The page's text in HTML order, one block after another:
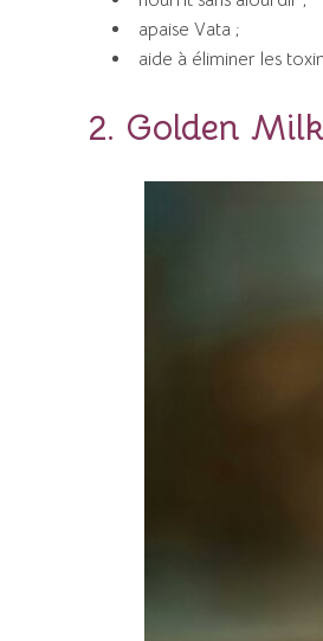
apaise Vata ;
aide à éliminer les
2. Golden